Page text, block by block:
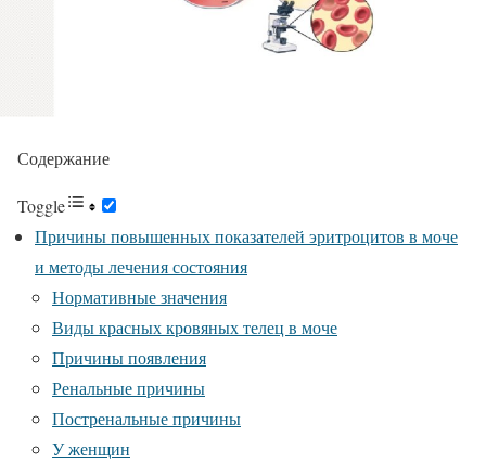
Содержание
Toggle
Причины повышенных показателей эритроцитов в моче
и методы лечения состояния
Нормативные значения
Виды красных кровяных телец в моче
Причины появления
Ренальные причины
Постренальные причины
У женщин